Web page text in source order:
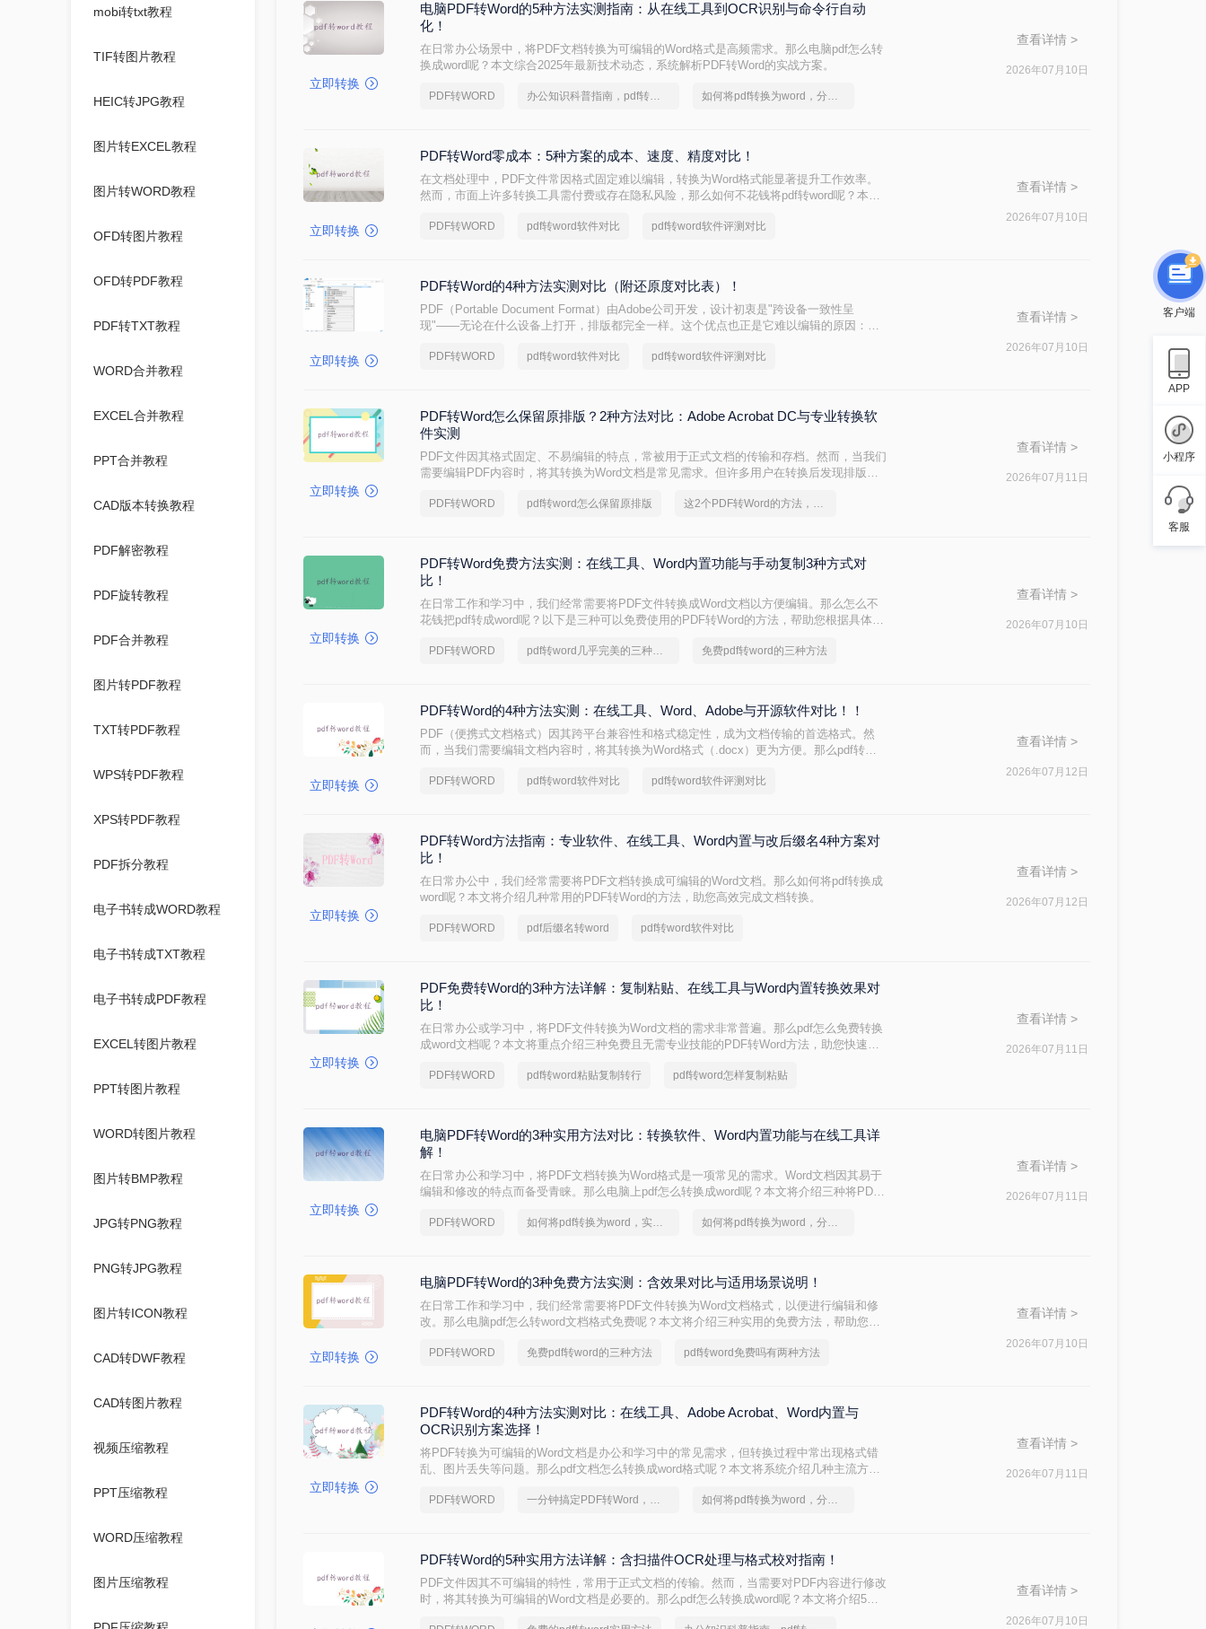
mobi转txt教程
TIF转图片教程
HEIC转JPG教程
图片转EXCEL教程
图片转WORD教程
OFD转图片教程
OFD转PDF教程
PDF转TXT教程
WORD合并教程
EXCEL合并教程
PPT合并教程
CAD版本转换教程
PDF解密教程
PDF旋转教程
PDF合并教程
图片转PDF教程
TXT转PDF教程
WPS转PDF教程
XPS转PDF教程
PDF拆分教程
电子书转成WORD教程
电子书转成TXT教程
电子书转成PDF教程
EXCEL转图片教程
PPT转图片教程
WORD转图片教程
图片转BMP教程
JPG转PNG教程
PNG转JPG教程
图片转ICON教程
CAD转DWF教程
CAD转图片教程
视频压缩教程
PPT压缩教程
WORD压缩教程
图片压缩教程
立即转换
电脑PDF转Word的5种方法实测指南：从在线工具到OCR识别与命令行自动
化！
在日常办公场景中，将PDF文档转换为可编辑的Word格式是高频需求。那么电脑pdf怎么转
换成word呢？本文综合2025年最新技术动态，系统解析PDF转Word的实战方案。
PDF转WORD 办公知识科普指南，pdf转换Word的操作方法 如何将pdf转换为word，分享一种简单的方法
查看详情 >
2026年07月10日
立即转换
PDF转Word零成本：5种方案的成本、速度、精度对比！
在文档处理中，PDF文件常因格式固定难以编辑，转换为Word格式能显著提升工作效率。
然而，市面上许多转换工具需付费或存在隐私风险，那么如何不花钱将pdf转word呢？本文
数据泄露。无需任何付费，即可实现高质量转换，告别格式错乱与隐私担忧！
PDF转WORD pdf转word软件对比 pdf转word软件评测对比
查看详情 >
2026年07月10日
立即转换
PDF转Word的4种方法实测对比（附还原度对比表）！
PDF（Portable Document Format）由Adobe公司开发，设计初衷是"跨设备一致性呈
现"——无论在什么设备上打开，排版都完全一样。这个优点也正是它难以编辑的原因：
流动、自动换行。
PDF转WORD pdf转word软件对比 pdf转word软件评测对比
查看详情 >
2026年07月10日
立即转换
PDF转Word怎么保留原排版？2种方法对比：Adobe Acrobat DC与专业转换软
件实测
PDF文件因其格式固定、不易编辑的特点，常被用于正式文档的传输和存档。然而，当我们
需要编辑PDF内容时，将其转换为Word文档是常见需求。但许多用户在转换后发现排版混
PDF转Word时尽可能保留原排版。
PDF转WORD pdf转word怎么保留原排版 这2个PDF转Word的方法，高效率转换，排版不乱码！
查看详情 >
2026年07月11日
立即转换
PDF转Word免费方法实测：在线工具、Word内置功能与手动复制3种方式对
比！
在日常工作和学习中，我们经常需要将PDF文件转换成Word文档以方便编辑。那么怎么不
花钱把pdf转成word呢？以下是三种可以免费使用的PDF转Word的方法，帮助您根据具体需
PDF转WORD pdf转word几乎完美的三种方式 免费pdf转word的三种方法
查看详情 >
2026年07月10日
立即转换
PDF转Word的4种方法实测：在线工具、Word、Adobe与开源软件对比！！
PDF（便携式文档格式）因其跨平台兼容性和格式稳定性，成为文档传输的首选格式。然
而，当我们需要编辑文档内容时，将其转换为Word格式（.docx）更为方便。那么pdf转换
PDF转WORD pdf转word软件对比 pdf转word软件评测对比
查看详情 >
2026年07月12日
立即转换
PDF转Word方法指南：专业软件、在线工具、Word内置与改后缀名4种方案对
比！
在日常办公中，我们经常需要将PDF文档转换成可编辑的Word文档。那么如何将pdf转换成
word呢？本文将介绍几种常用的PDF转Word的方法，助您高效完成文档转换。
PDF转WORD pdf后缀名转word pdf转word软件对比
查看详情 >
2026年07月12日
立即转换
PDF免费转Word的3种方法详解：复制粘贴、在线工具与Word内置转换效果对
比！
在日常办公或学习中，将PDF文件转换为Word文档的需求非常普遍。那么pdf怎么免费转换
成word文档呢？本文将重点介绍三种免费且无需专业技能的PDF转Word方法，助您快速解
PDF转WORD pdf转word粘贴复制转行 pdf转word怎样复制粘贴
查看详情 >
2026年07月11日
立即转换
电脑PDF转Word的3种实用方法对比：转换软件、Word内置功能与在线工具详
解！
在日常办公和学习中，将PDF文档转换为Word格式是一项常见的需求。Word文档因其易于
编辑和修改的特点而备受青睐。那么电脑上pdf怎么转换成word呢？本文将介绍三种将PDF
PDF转WORD 如何将pdf转换为word，实用的方法来了 如何将pdf转换为word，分享一种简单的方法
查看详情 >
2026年07月11日
立即转换
电脑PDF转Word的3种免费方法实测：含效果对比与适用场景说明！
在日常工作和学习中，我们经常需要将PDF文件转换为Word文档格式，以便进行编辑和修
改。那么电脑pdf怎么转word文档格式免费呢？本文将介绍三种实用的免费方法，帮助您轻
PDF转WORD 免费pdf转word的三种方法 pdf转word免费吗有两种方法
查看详情 >
2026年07月10日
立即转换
PDF转Word的4种方法实测对比：在线工具、Adobe Acrobat、Word内置与
OCR识别方案选择！
将PDF转换为可编辑的Word文档是办公和学习中的常见需求，但转换过程中常出现格式错
乱、图片丢失等问题。那么pdf文档怎么转换成word格式呢？本文将系统介绍几种主流方
PDF转WORD 一分钟搞定PDF转Word，这2种简单方法，任意选择 如何将pdf转换为word，分享一种简单的方法
查看详情 >
2026年07月11日
PDF转Word的5种实用方法详解：含扫描件OCR处理与格式校对指南！
PDF文件因其不可编辑的特性，常用于正式文档的传输。然而，当需要对PDF内容进行修改
时，将其转换为可编辑的Word文档是必要的。那么pdf怎么转换成word呢？本文将介绍5种
查看详情 >
2026年07月10日
客户端
APP
小程序
客服